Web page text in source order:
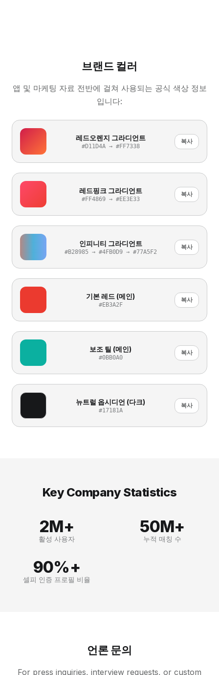
브랜드 컬러
앱 및 마케팅 자료 전반에 걸쳐 사용되는 공식 색상 정보
입니다:
레드오렌지 그라디언트
#D11D4A → #FF7338
복사
레드핑크 그라디언트
#FF4869 → #EE3E33
복사
인피니티 그라디언트
#B28985 → #4FB0D9 → #77A5F2
복사
기본 레드 (메인)
#EB3A2F
복사
보조 틸 (메인)
#0BB0A0
복사
뉴트럴 옵시디언 (다크)
#17181A
복사
Key Company Statistics
2M+
활성 사용자
50M+
누적 매칭 수
90%+
셀피 인증 프로필 비율
언론 문의
For press inquiries, interview requests, or custom